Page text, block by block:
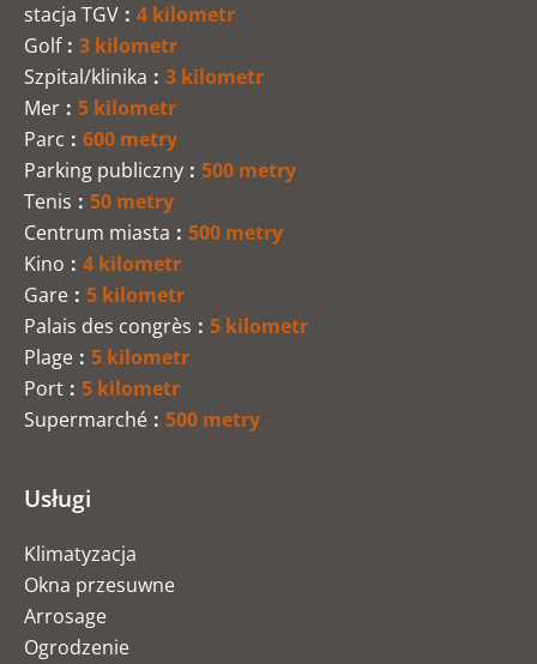
stacja TGV
4 kilometr
Golf
3 kilometr
Szpital/klinika
3 kilometr
Mer
5 kilometr
Parc
600 metry
Parking publiczny
500 metry
Tenis
50 metry
Centrum miasta
500 metry
Kino
4 kilometr
Gare
5 kilometr
Palais des congrès
5 kilometr
Plage
5 kilometr
Port
5 kilometr
Supermarché
500 metry
Usługi
Klimatyzacja
Okna przesuwne
Arrosage
Ogrodzenie